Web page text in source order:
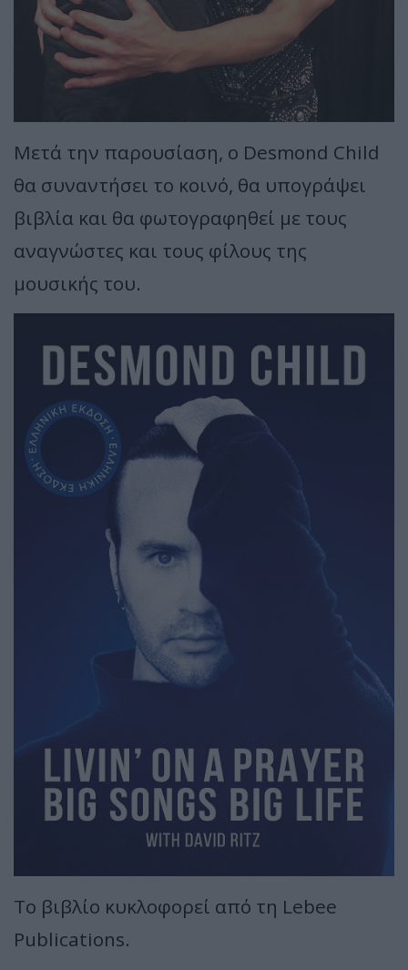
Μετά την παρουσίαση, ο Desmond Child
θα συναντήσει το κοινό, θα υπογράψει
βιβλία και θα φωτογραφηθεί με τους
αναγνώστες και τους φίλους της
μουσικής του.
Το βιβλίο κυκλοφορεί από τη Lebee
Publications.